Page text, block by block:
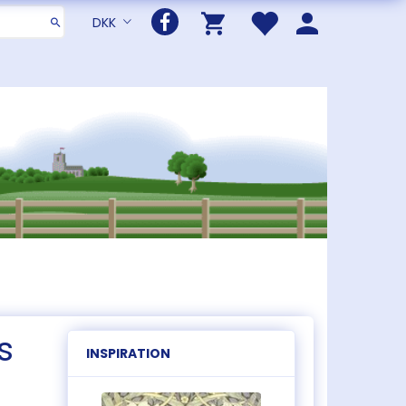
DKK
INSPIRATION